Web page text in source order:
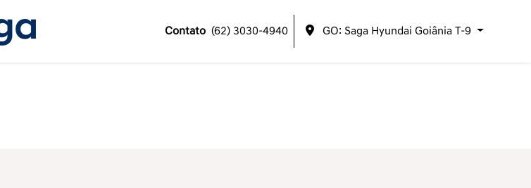
Contato (62) 3030-4940 GO: Saga Hyundai Goiânia T-9